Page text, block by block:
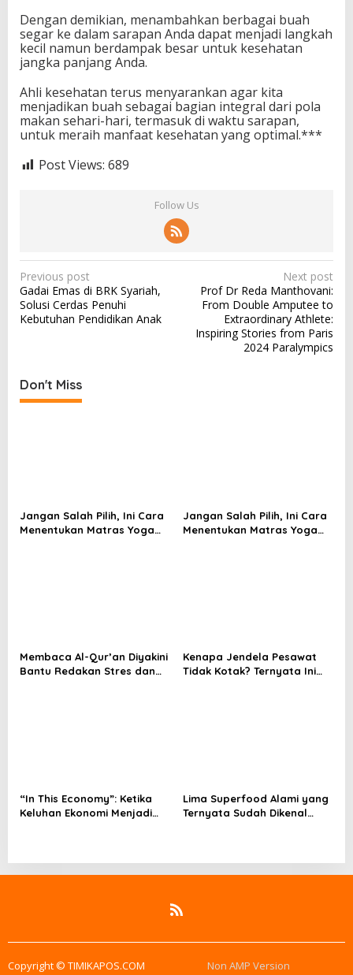
Dengan demikian, menambahkan berbagai buah
segar ke dalam sarapan Anda dapat menjadi langkah
kecil namun berdampak besar untuk kesehatan
jangka panjang Anda.
Ahli kesehatan terus menyarankan agar kita
menjadikan buah sebagai bagian integral dari pola
makan sehari-hari, termasuk di waktu sarapan,
untuk meraih manfaat kesehatan yang optimal.***
Post Views: 689
Follow Us
P
o
s
a
v
i
o
Previous post
Gadai Emas di BRK Syariah,
Solusi Cerdas Penuhi
Kebutuhan Pendidikan Anak
Next post
Prof Dr Reda Manthovani:
From Double Amputee to
Extraordinary Athlete:
Inspiring Stories from Paris
2024 Paralympics
Don't Miss
Jangan Salah Pilih, Ini Cara
Menentukan Matras Yoga
Jangan Salah Pilih, Ini Cara
Menentukan Matras Yoga
Membaca Al-Qur’an Diyakini
Bantu Redakan Stres dan
Kenapa Jendela Pesawat
Tidak Kotak? Ternyata Ini
“In This Economy”: Ketika
Keluhan Ekonomi Menjadi
Lima Superfood Alami yang
Ternyata Sudah Dikenal
Copyright © TIMIKAPOS.COM Non AMP Version